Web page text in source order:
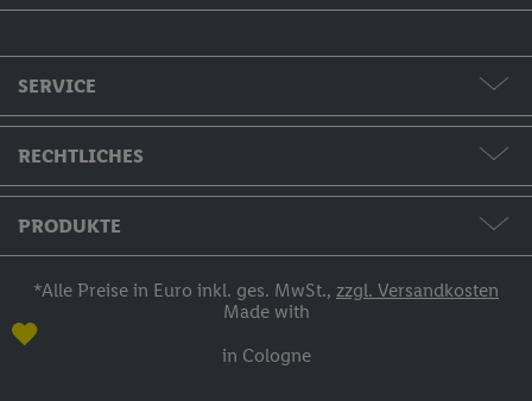
SERVICE
Hilfe & Kontakt
Bestellstatus
Zahlung
RECHTLICHES
PRODUKTE
Fotos & Grußkarten
Fotobücher
*Alle Preise in Euro inkl. ges. MwSt., zzgl. Versandkosten
Made with
in Cologne